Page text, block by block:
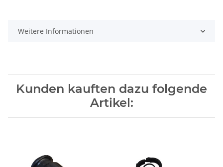
Weitere Informationen
Kunden kauften dazu folgende
Artikel: